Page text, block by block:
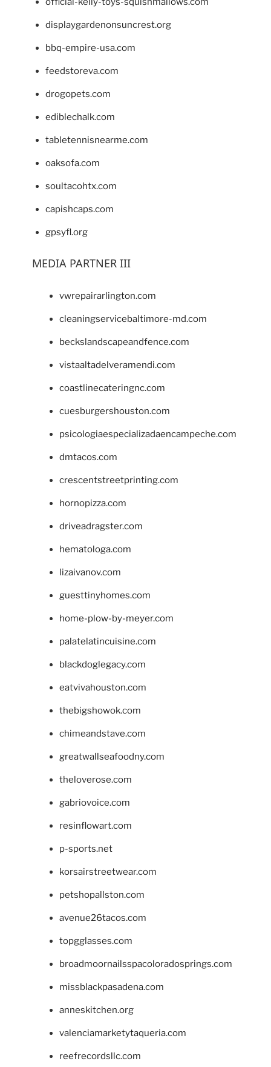
displaygardenonsuncrest.org
bbq-empire-usa.com
feedstoreva.com
drogopets.com
ediblechalk.com
tabletennisnearme.com
oaksofa.com
soultacohtx.com
capishcaps.com
gpsyfl.org
MEDIA PARTNER III
vwrepairarlington.com
cleaningservicebaltimore-md.com
beckslandscapeandfence.com
vistaaltadelveramendi.com
coastlinecateringnc.com
cuesburgershouston.com
psicologiaespecializadaencampeche.com
dmtacos.com
crescentstreetprinting.com
hornopizza.com
driveadragster.com
hematologa.com
lizaivanov.com
guesttinyhomes.com
home-plow-by-meyer.com
palatelatincuisine.com
blackdoglegacy.com
eatvivahouston.com
thebigshowok.com
chimeandstave.com
greatwallseafoodny.com
theloverose.com
gabriovoice.com
resinflowart.com
p-sports.net
korsairstreetwear.com
petshopallston.com
avenue26tacos.com
topgglasses.com
broadmoornailsspacoloradosprings.com
missblackpasadena.com
anneskitchen.org
valenciamarketytaqueria.com
reefrecordsllc.com